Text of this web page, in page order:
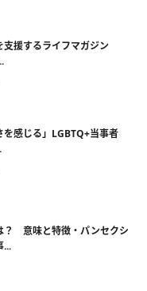
援するライフマガジン
を感じる」LGBTQ+当事者
？ 意味と特徴・パンセクシ
...